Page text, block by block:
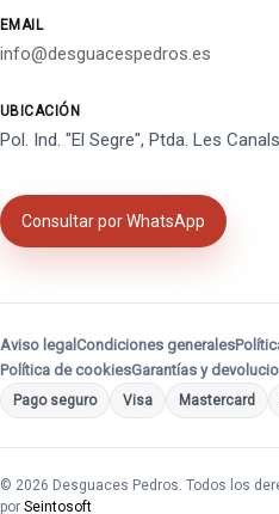
EMAIL
info@desguacespedros.es
UBICACIÓN
Pol. Ind. "El Segre", Ptda. Les
Consultar por WhatsApp
Aviso legal Condiciones generales
Política de cookiesGarantías y
Pago seguro Visa Mastercard
© 2026 Desguaces Pedros. Todos los
por Seintosoft